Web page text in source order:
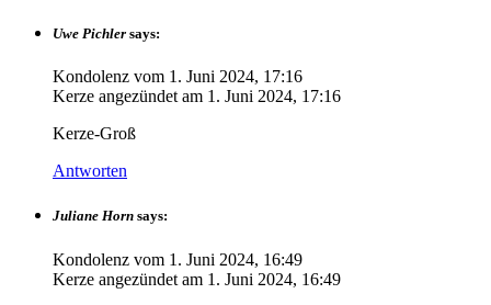
Uwe Pichler says:
Kondolenz vom 1. Juni 2024, 17:16
Kerze angezündet am 1. Juni 2024, 17:16
Kerze-Groß
Antworten
Juliane Horn says:
Kondolenz vom 1. Juni 2024, 16:49
Kerze angezündet am 1. Juni 2024, 16:49